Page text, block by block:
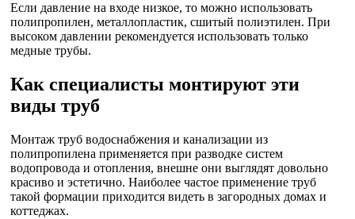
Если давление на входе низкое, то можно использовать
полипропилен, металлопластик, сшитый полиэтилен. При
высоком давлении рекомендуется использовать только
медные трубы.
Как специалисты монтируют эти
виды труб
Монтаж труб водоснабжения и канализации из
полипропилена применяется при разводке систем
водопровода и отопления, внешне они выглядят довольно
красиво и эстетично. Наиболее частое применение труб
такой формации приходится видеть в загородных домах и
коттеджах.